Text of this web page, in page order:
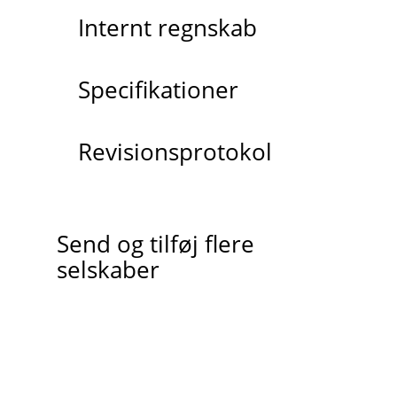
Internt regnskab
Specifikationer
Revisionsprotokol
Send og tilføj flere
selskaber